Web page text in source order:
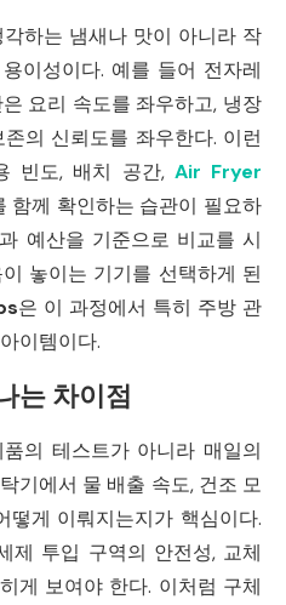
하는 냄새나 맛이 아니라 작
이성이다. 예를 들어 전자레
요리 속도를 좌우하고, 냉장
의 신뢰도를 좌우한다. 이런
빈도, 배치 공간, Air Fryer
함께 확인하는 습관이 필요하
예산을 기준으로 비교를 시
놓이는 기기를 선택하게 된
은 이 과정에서 특히 주방 관
이템이다.
는 차이점
의 테스트가 아니라 매일의
기에서 물 배출 속도, 건조 모
떻게 이뤄지는지가 핵심이다.
제 투입 구역의 안전성, 교체
게 보여야 한다. 이처럼 구체